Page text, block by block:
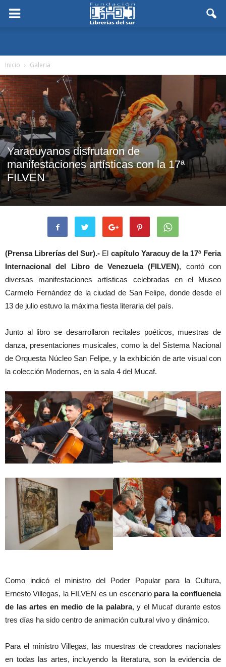
Inicio Galeria
Yaracuyanos disfrutaron de
manifestaciones artísticas con la 17ª
FILVEN
(Prensa Librerías del Sur).- El capítulo Yaracuy de la 17ª Feria
Internacional del Libro de Venezuela (FILVEN), contó con
diversas manifestaciones artísticas celebradas en el Museo
Carmelo Fernández de la ciudad de San Felipe, donde desde el
13 de julio estuvo la máxima fiesta literaria del país.
Junto al libro se desarrollaron recitales poéticos, muestras de
danza, presentaciones musicales, como la del Sistema Nacional
de Orquesta Núcleo San Felipe, y la exhibición de arte visual con
la colección Modernos, en la sala 4 del Mucaf.
Como indicó el ministro del Poder Popular para la Cultura,
Ernesto Villegas, la FILVEN es un escenario para la confluencia
de las artes en medio de la palabra, y el Mucaf durante estos
tres días ha sido centro de animación cultural vivo y dinámico.
Para el ministro Villegas, las muestras de creadores nacionales
en todas las artes, incluyendo la literatura, son la evidencia de